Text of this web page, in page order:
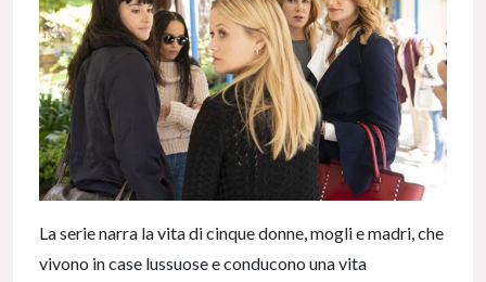
La serie narra la vita di cinque donne, mogli e madri, che
vivono in case lussuose e conducono una vita